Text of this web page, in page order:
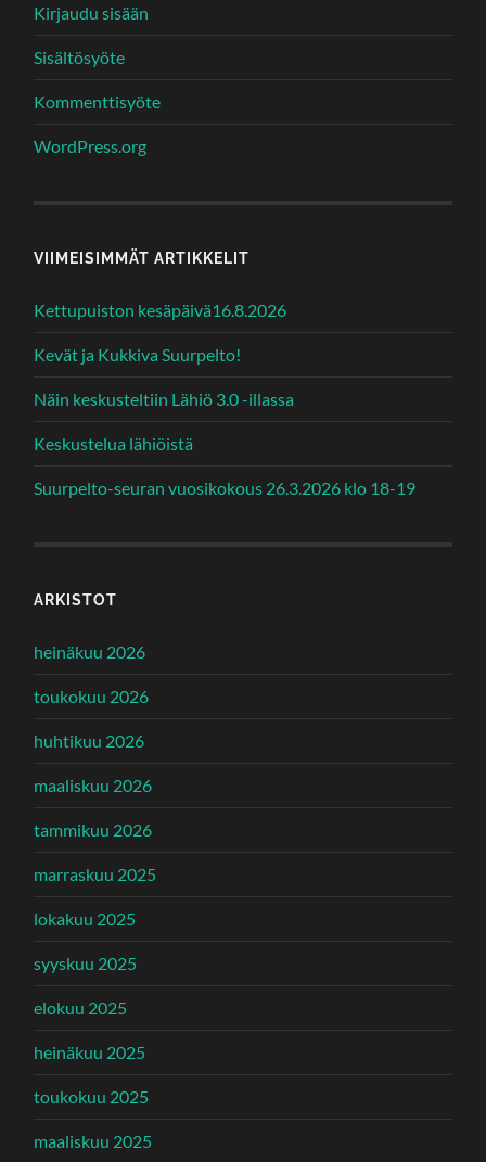
Kirjaudu sisään
Sisältösyöte
Kommenttisyöte
WordPress.org
VIIMEISIMMÄT ARTIKKELIT
Kettupuiston kesäpäivä16.8.2026
Kevät ja Kukkiva Suurpelto!
Näin keskusteltiin Lähiö 3.0 -illassa
Keskustelua lähiöistä
Suurpelto-seuran vuosikokous 26.3.2026 klo 18-19
ARKISTOT
heinäkuu 2026
toukokuu 2026
huhtikuu 2026
maaliskuu 2026
tammikuu 2026
marraskuu 2025
lokakuu 2025
syyskuu 2025
elokuu 2025
heinäkuu 2025
toukokuu 2025
maaliskuu 2025